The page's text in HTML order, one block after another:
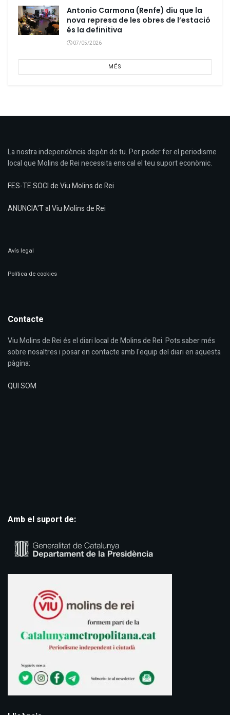
Antonio Carmona (Renfe) diu que la
nova represa de les obres de l’estació
és la definitiva
07/05/2026
MÉS
La nostra independència depèn de tu. Per poder fer el periodisme
local que Molins de Rei necessita ens cal el teu suport econòmic.
FES-TE SOCI de Viu Molins de Rei
ANUNCIA'T al Viu Molins de Rei
Avís legal
Política de cookies
Contacte
Viu Molins de Rei és el diari local de Molins de Rei. Pots saber més
sobre nosaltres i posar en contacte amb l'equip del diari en aquesta
pàgina:
QUI SOM
Amb el suport de: